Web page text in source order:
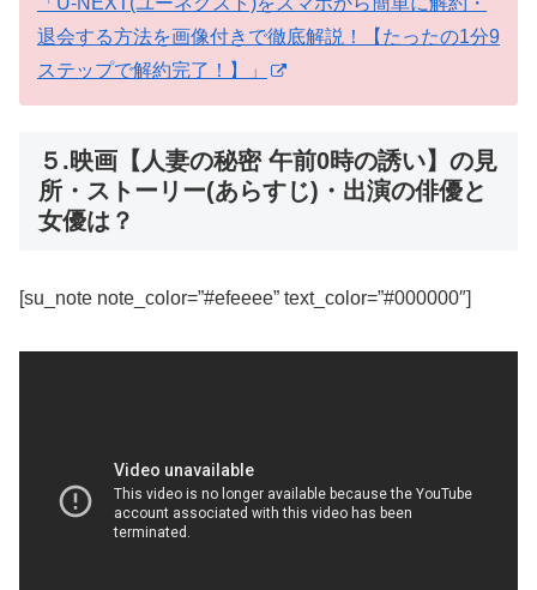
退会する方法を画像付きで徹底解説！【たったの1分9
ステップで解約完了！】」
５.映画【人妻の秘密 午前0時の誘い】の見
所・ストーリー(あらすじ)・出演の俳優と
女優は？
[su_note note_color=”#efeeee” text_color=”#000000″]